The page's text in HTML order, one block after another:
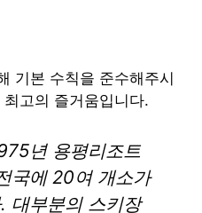
기본 수칙을 준수해주시
고의 즐거움입니다.
년 용평리조트
국에 20여 개소가
대부분의 스키장